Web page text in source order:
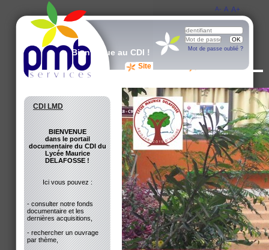
Site du CDI Avis des lecteurs
Bienvenue au CDI !
CDI LMD
BIENVENUE
dans le portail
documentaire du CDI du
Lycée Maurice
DELAFOSSE !
Ici vous pouvez :
- consulter notre fonds
documentaire et les
dernières acquisitions,
- rechercher un ouvrage
par thème,
A- A A+
Mot de passe oublié ?